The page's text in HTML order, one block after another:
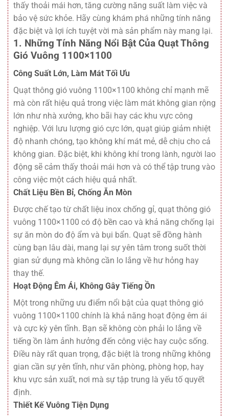
thấy thoải mái hơn, tăng cường năng suất làm việc và
bảo vệ sức khỏe. Hãy cùng khám phá những tính năng
đặc biệt và lợi ích tuyệt vời mà sản phẩm này mang lại.
1. Những Tính Năng Nổi Bật Của Quạt Thông
Gió Vuông 1100×1100
Công Suất Lớn, Làm Mát Tối Ưu
Quạt thông gió vuông 1100×1100 không chỉ mạnh mẽ
mà còn rất hiệu quả trong việc làm mát không gian rộng
lớn như nhà xưởng, kho bãi hay các khu vực công
nghiệp. Với lưu lượng gió cực lớn, quạt giúp giảm nhiệt
độ nhanh chóng, tạo không khí mát mẻ, dễ chịu cho cả
không gian. Đặc biệt, khi không khí trong lành, người lao
động sẽ cảm thấy thoải mái hơn và có thể tập trung vào
công việc một cách hiệu quả nhất.
Chất Liệu Bền Bỉ, Chống Ăn Mòn
Được chế tạo từ chất liệu inox chống gỉ, quạt thông gió
vuông 1100×1100 có độ bền cao và khả năng chống lại
sự ăn mòn do độ ẩm và bụi bẩn. Quạt sẽ đồng hành
cùng bạn lâu dài, mang lại sự yên tâm trong suốt thời
gian sử dụng mà không cần lo lắng về hư hỏng hay
thay thế.
Hoạt Động Êm Ái, Không Gây Tiếng Ồn
Một trong những ưu điểm nổi bật của quạt thông gió
vuông 1100×1100 chính là khả năng hoạt động êm ái
và cực kỳ yên tĩnh. Bạn sẽ không còn phải lo lắng về
tiếng ồn làm ảnh hưởng đến công việc hay cuộc sống.
Điều này rất quan trọng, đặc biệt là trong những không
gian cần sự yên tĩnh, như văn phòng, phòng họp, hay
khu vực sản xuất, nơi mà sự tập trung là yếu tố quyết
định.
Thiết Kế Vuông Tiện Dụng